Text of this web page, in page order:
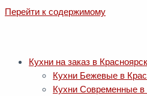
Перейти к содержимому
Кухни на заказ в
Кухни Бежевые в
Кухни Современные в